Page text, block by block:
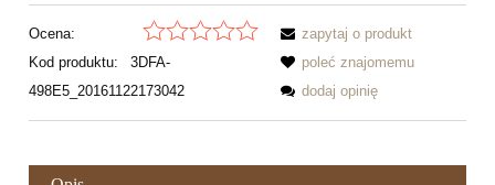
Ocena:
Kod produktu:
3DFA-
498E5_20161122173042
zapytaj o produkt
poleć znajomemu
dodaj opinię